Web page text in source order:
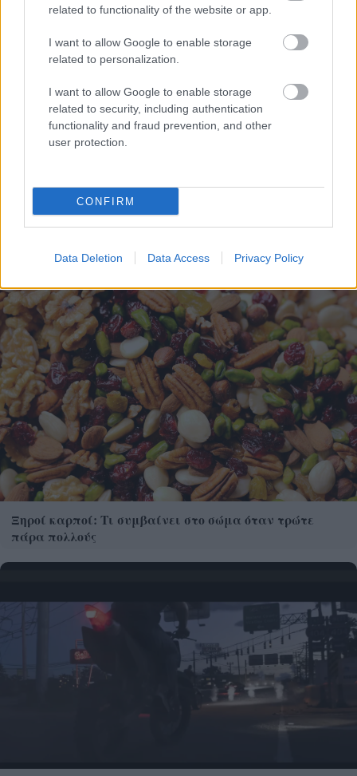
related to functionality of the website or app.
I want to allow Google to enable storage
related to personalization.
I want to allow Google to enable storage
related to security, including authentication
functionality and fraud prevention, and other
user protection.
CONFIRM
Data Deletion Data Access Privacy Policy
Δάντης: Η εξομολόγηση για το «My Number One» – «Με
Ξηροί καρποί: Τι συμβαίνει στο σώμα όταν τρώτε
πάρα πολλούς